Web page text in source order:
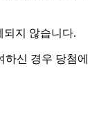
되지 않습니다.
신 경우 당첨에